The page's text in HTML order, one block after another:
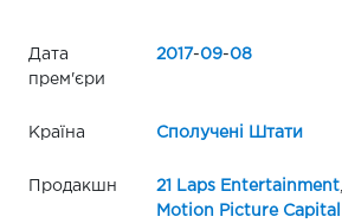
Дата
прем'єри
2017-09-08
Країна Сполучені Штати
Продакшн 21 Laps Entertainment,
Motion Picture Capital